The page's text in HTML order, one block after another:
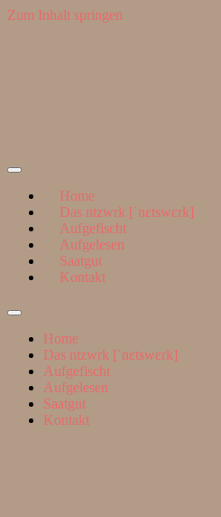
Zum Inhalt springen
Home
Das ntzwrk [ˈnɛtswɛrk]
Aufgefischt
Aufgelesen
Saatgut
Kontakt
Suchfeld
ein-/ausblenden
Home
Das ntzwrk [ˈnɛtswɛrk]
Aufgefischt
Aufgelesen
Saatgut
Kontakt